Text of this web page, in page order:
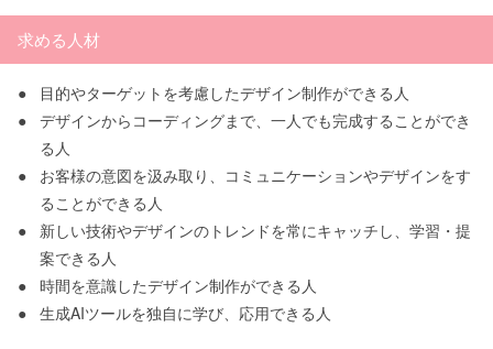
求める人材
●
目的やターゲットを考慮したデザイン制作ができる人
● デザインからコーディングまで、一人でも完成することができ
る人
●
お客様の意図を汲み取り、コミュニケーションやデザインをす
ることができる人
●
新しい技術やデザインのトレンドを常にキャッチし、学習・提
案できる人
● 時間を意識したデザイン制作ができる人
● 生成AIツールを独自に学び、応用できる人